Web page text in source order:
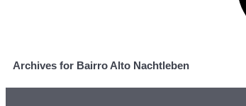
Archives for Bairro Alto Nachtleben